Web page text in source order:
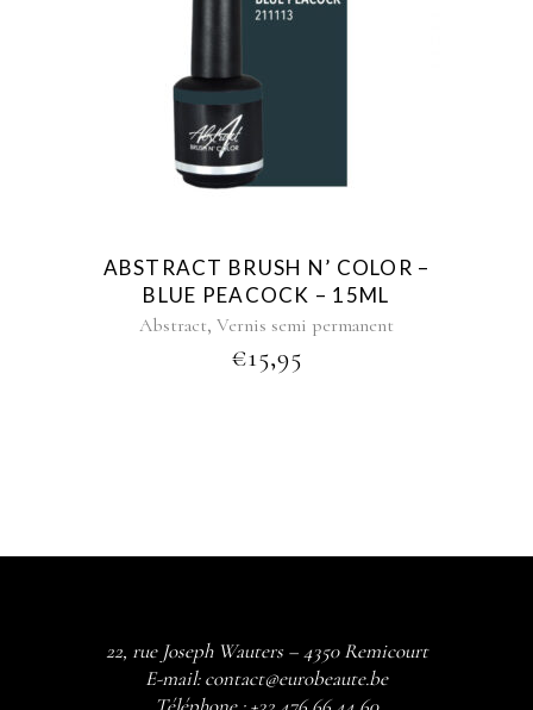
ABSTRACT BRUSH N’ COLOR –
BLUE PEACOCK – 15ML
Abstract, Vernis semi permanent
€15,95
22, rue Joseph Wauters – 4350 Remicourt
E-mail:contact@eurobeaute.be